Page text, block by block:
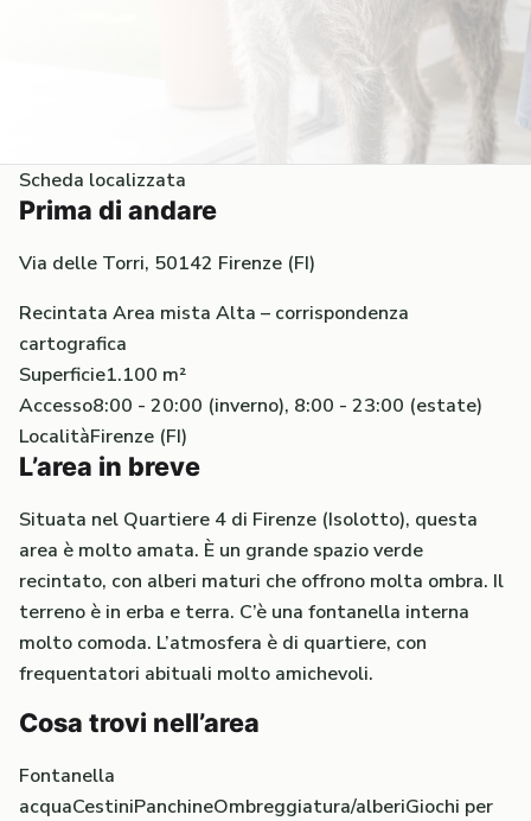
Scheda localizzata
Prima di andare
Via delle Torri, 50142 Firenze (FI)
Recintata Area mista Alta – corrispondenza
cartografica
Superficie1.100 m²
Accesso8:00 - 20:00 (inverno), 8:00 - 23:00 (estate)
LocalitàFirenze (FI)
L’area in breve
Situata nel Quartiere 4 di Firenze (Isolotto), questa
area è molto amata. È un grande spazio verde
recintato, con alberi maturi che offrono molta ombra. Il
terreno è in erba e terra. C’è una fontanella interna
molto comoda. L’atmosfera è di quartiere, con
frequentatori abituali molto amichevoli.
Cosa trovi nell’area
Fontanella
acquaCestiniPanchineOmbreggiatura/alberiGiochi per